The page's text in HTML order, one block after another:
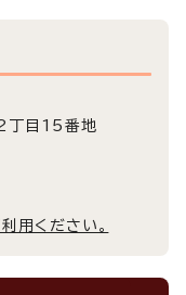
目15番地
用ください。